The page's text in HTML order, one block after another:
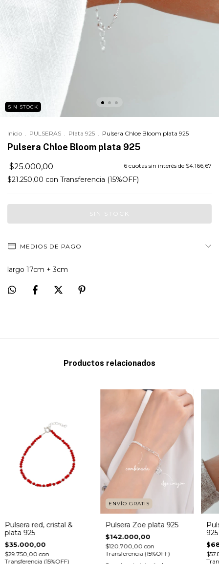
SIN STOCK
Inicio . PULSERAS . Plata 925 . Pulsera Chloe Bloom plata 925
Pulsera Chloe Bloom plata 925
$25.000,00 6 cuotas sin interés de $4.166,67
$21.250,00 con Transferencia (15%OFF)
MEDIOS DE PAGO
largo 17cm + 3cm
Productos relacionados
Pulsera red, cristal &
plata 925
$35.000,00
$29.750,00con
Transferencia (15%OFF)
ENVÍO GRATIS
Pulsera Zoe plata 925
$142.000,00
$120.700,00con
Transferencia (15%OFF)